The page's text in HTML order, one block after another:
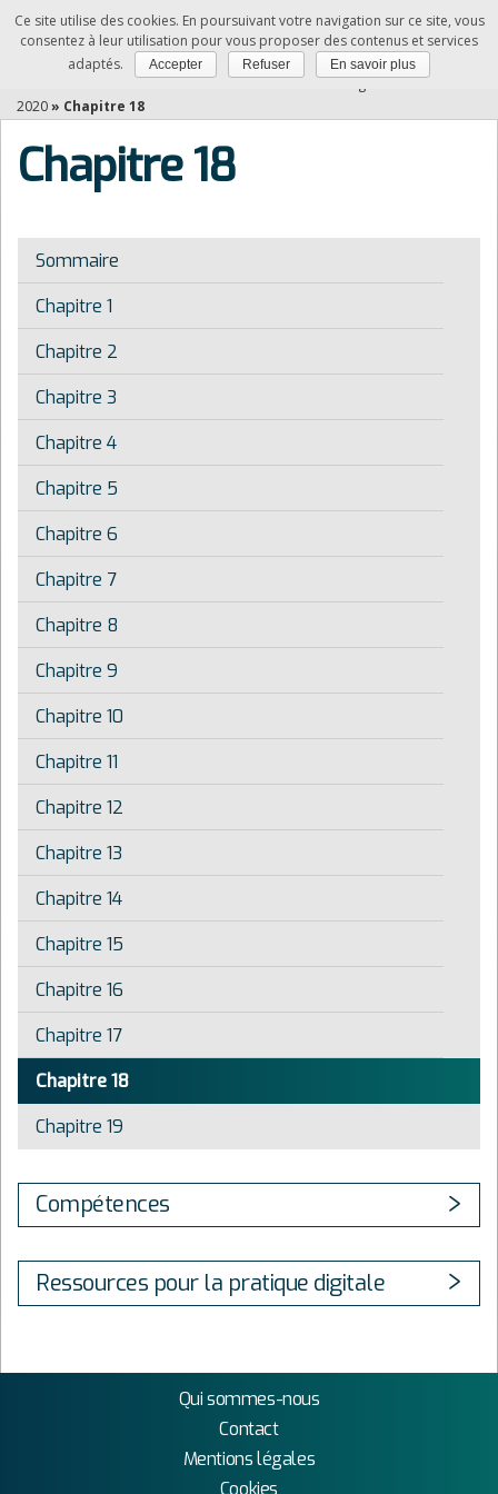
NDRC
Accueil»Relation client à distance et digitalisation -Edition
2020» Chapitre 18
Chapitre 18
Sommaire
Chapitre 1
Chapitre 2
Chapitre 3
Chapitre 4
Chapitre 5
Chapitre 6
Chapitre 7
Chapitre 8
Chapitre 9
Chapitre 10
Chapitre 11
Chapitre 12
Chapitre 13
Chapitre 14
Chapitre 15
Chapitre 16
Chapitre 17
Chapitre 18
Chapitre 19
Compétences
Ressources pour la pratique digitale
Qui sommes-nous
Contact
Mentions légales
Cookies
Ce site utilise des cookies. En poursuivant votre navigation sur ce site, vous
consentez à leur utilisation pour vous proposer des contenus et services
adaptés.
Accepter Refuser En savoir plus